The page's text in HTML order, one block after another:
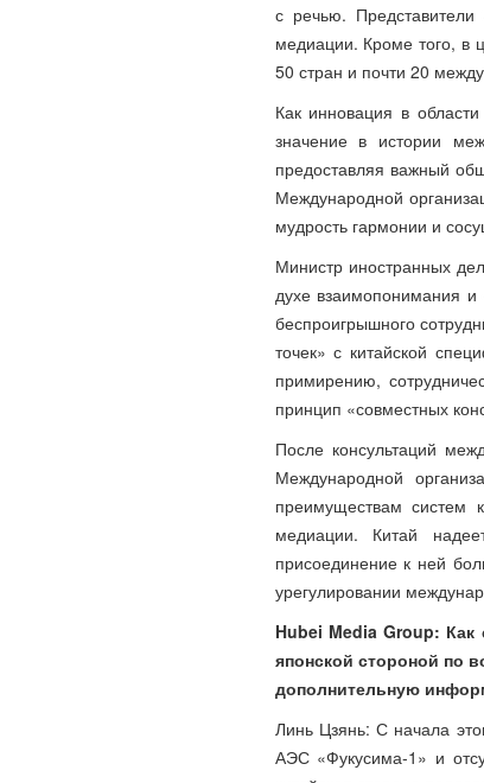
с речью.
медиации. Кроме того, в
50 стран и почти 20
Как инновация в
значение в истории
предоставляя важный
Международной
мудрость гармонии и
Министр иностранных
духе взаимопонимания и
беспроигрышного
точек» с китайской
примирению,
принцип «совместных
После консультаций
Международной
преимуществам систем
медиации. Китай
присоединение к ней
урегулировании
Hubei Media Group: Как
японской стороной по
дополнительную
Линь Цзянь: С начала
АЭС «Фукусима-1» и